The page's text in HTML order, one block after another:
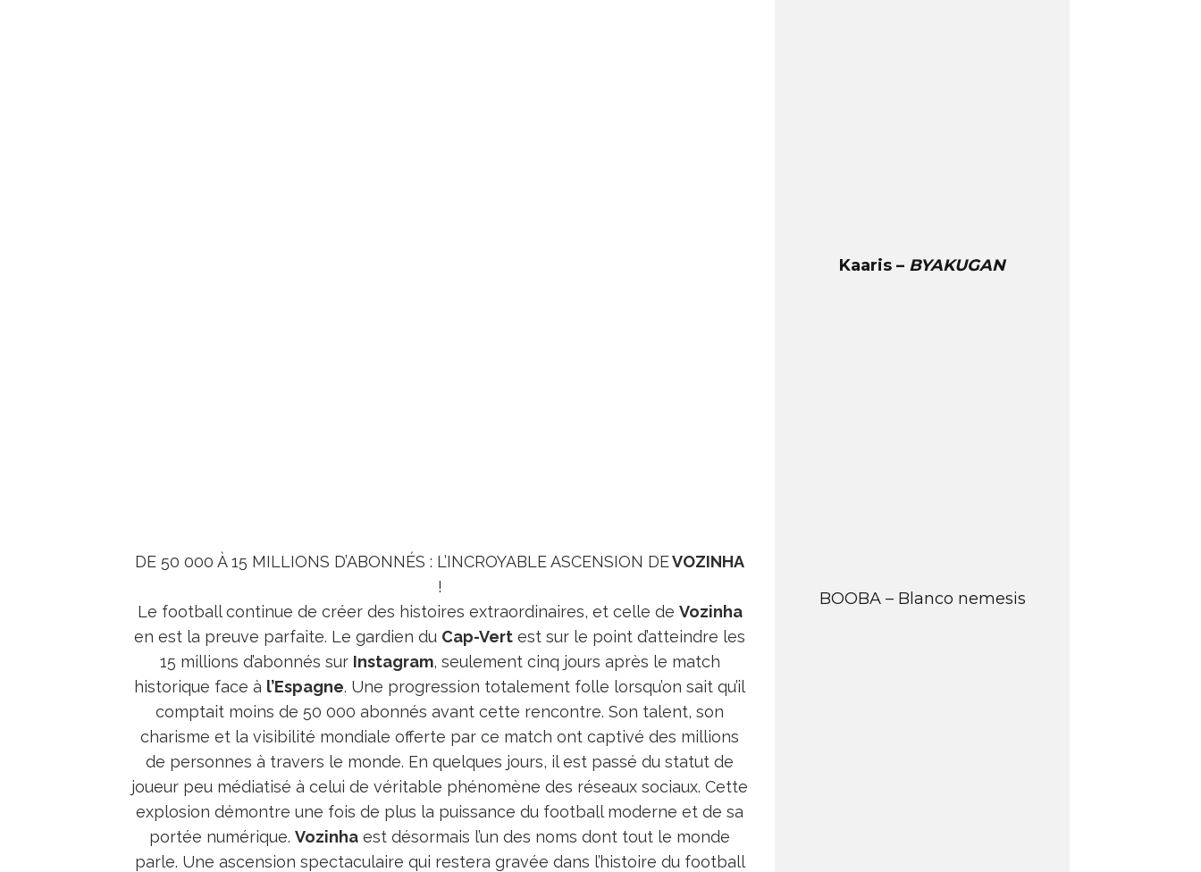
DE 50 000 À 15 MILLIONS D’ABONNÉS : L’INCROYABLE ASCENSION DEVOZINHA
!
Le football continue de créer des histoires extraordinaires, et celle de Vozinha
en est la preuve parfaite. Le gardien du Cap-Vert est sur le point d’atteindre les
15 millions d’abonnés sur Instagram, seulement cinq jours après le match
historique face à l’Espagne. Une progression totalement folle lorsqu’on sait qu’il
comptait moins de 50 000 abonnés avant cette rencontre. Son talent, son
charisme et la visibilité mondiale offerte par ce match ont captivé des millions
de personnes à travers le monde. En quelques jours, il est passé du statut de
joueur peu médiatisé à celui de véritable phénomène des réseaux sociaux. Cette
explosion démontre une fois de plus la puissance du football moderne et de sa
portée numérique. Vozinha est désormais l’un des noms dont tout le monde
parle. Une ascension spectaculaire qui restera gravée dans l’histoire du football
Kaaris – BYAKUGAN
BOOBA – Blanco nemesis